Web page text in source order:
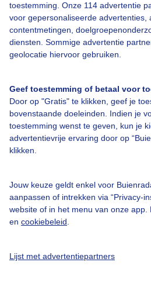
toestemming. Onze 114 advertentie
voor gepersonaliseerde advertenties,
contentmetingen,
diensten. Sommige advertentie
geolocatie hiervoor gebruiken.
Geef toestemming of betaal voor
Door op "Gratis" te klikken, geef je
bovenstaande doeleinden. Indien je
toestemming wenst te geven, kun je
advertentievrije ervaring door op
klikken.
Jouw keuze geldt enkel voor
aanpassen of intrekken via “Privacy-
website of in het menu van onze app.
en cookiebeleid
Lijst met advertentiepartners
Bedrijfsgegevens
Veelgestelde vragen
Contact
Adverteren
Buienradar Team
Cookie beleid